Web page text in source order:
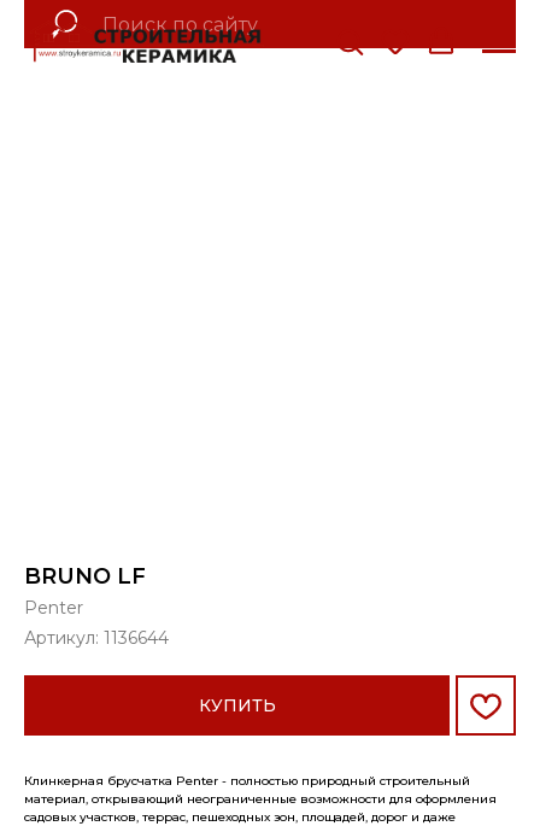
BRUNO LF
Penter
Артикул: 1136644
КУПИТЬ
Клинкерная брусчатка Penter - полностью природный строительный
материал, открывающий неограниченные возможности для оформления
садовых участков, террас, пешеходных зон, площадей, дорог и даже